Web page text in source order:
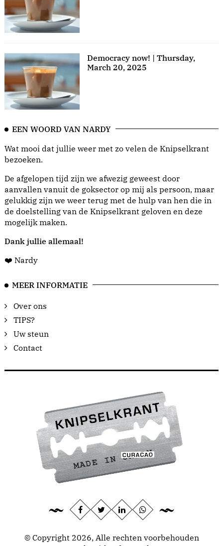
Democracy now! | Thursday,
March 20, 2025
EEN WOORD VAN NARDY
Wat mooi dat jullie weer met zo velen de Knipselkrant
bezoeken.
De afgelopen tijd zijn we afwezig geweest door
aanvallen vanuit de goksector op mij als persoon, maar
gelukkig zijn we weer terug met de hulp van hen die in
de doelstelling van de Knipselkrant geloven en deze
mogelijk maken.
Dank jullie allemaal!
❤️ Nardy
MEER INFORMATIE
Over ons
TIPS?
Uw steun
Contact
© Copyright 2026, Alle rechten voorbehouden